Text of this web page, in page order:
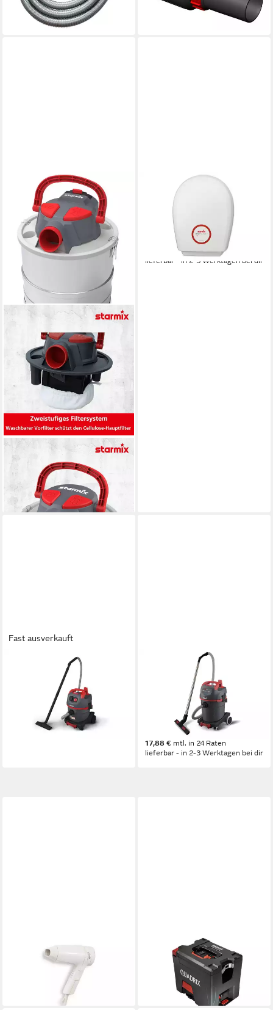
ab 22,13 €
lieferbar - in 2-3 Werktagen bei dir
STARMIX
Industriesauger
137,45 €
12,55 €mtl. in 12 Raten
lieferbar - in 2-3 Werktagen bei dir
Industriesauger Starmix
1800 E, 1800 Watt
310,00 €
mtl. in 24 Raten
lieferbar - in 2-3 Werktagen bei dir
Fast ausverkauft
Industriesauger
mtl. in 24 Raten
lieferbar - in 2-3 Werktagen bei dir
Industriesauger Starmix
Reinigungssauger uClean LD-
1432 Wet,Nass- und
Trockensauger
360,00 €
17,88 € mtl. in 24 Raten
lieferbar - in 2-3 Werktagen bei dir
Industriesauger
lieferbar - in 2-3 Werktagen bei dir
Industriesauger
205,27 €
mtl. in 12 Raten
lieferbar - in 2-3 Werktagen bei dir